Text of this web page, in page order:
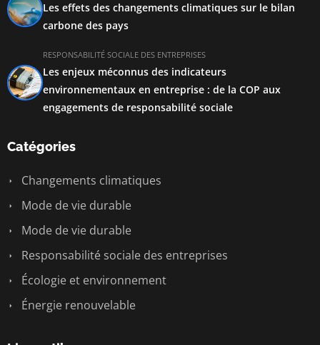
Les effets des changements climatiques sur le bilan
carbone des pays
RESPONSABILITÉ SOCIALE DES ENTREPRISES
Les enjeux méconnus des indicateurs
environnementaux en entreprise : de la COP aux
engagements de responsabilité sociale
Catégories
Changements climatiques
Mode de vie durable
Mode de vie durable
Responsabilité sociale des entreprises
Écologie et environnement
Énergie renouvelable